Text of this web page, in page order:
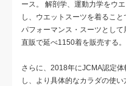
ース。 解剖学、運動力学をウ
し、ウエットスーツを着るこ
パフォーマンス・スーツとし
直販で延べ1150着を販売する。
さらに、2018年にJCMA認定
し、より具体的なカラダの使